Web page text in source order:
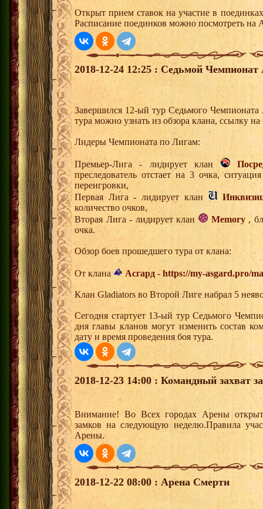
Открыт прием ставок на участие в
Расписание поединков можно посмотреть на
2018-12-24 12:25 : Седьмой
Завершился 12-ый тур Седьмого
тура можно узнать из обзора клана, ссылку
Лидеры Чемпионата по Лигам:
Премьер-Лига - лидирует клан
преследователь отстает на 3 очка,
переигровки,
Первая Лига - лидирует клан
количество очков,
Вторая Лига - лидирует клан
Memory,
очка.
Обзор боев прошедшего тура от клана:
От клана Асгард - https://my-asgard.pro/
Клан Gladiators во Второй Лиге набрал 5
Сегодня стартует 13-ый тур Седьмого
дня главы кланов могут изменить состав
дату и время проведения боя тура.
2018-12-23 14:00 : Командный захват
Внимание! Во Всех городах Арены
замков на следующую неделю.Правила
Арены.
2018-12-22 08:00 : Арена Смерти